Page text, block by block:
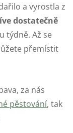
a vyrostla z
dostatečně
týdně. Až se
přemístit
za nás
pěstování, tak